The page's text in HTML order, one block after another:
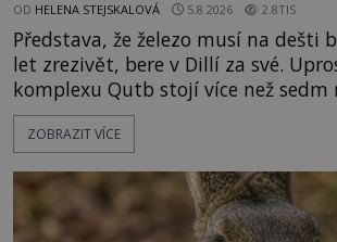
OD HELENA STEJSKALOVÁ 5.8.2026 2.8TIS
Představa, že železo musí na dešti
let zrezivět, bere v Dillí za své.
komplexu Qutb stojí více než sedm
železný sloup, který už přibližně 1
počasí s jen nepatrnými stopami koroze.
ztracených technologiích či
materiálech. Moderní metalurgie
ZOBRAZIT VÍCE